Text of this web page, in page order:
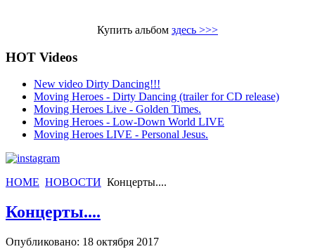
Купить альбом здесь >>>
HOT Videos
New video Dirty Dancing!!!
Moving Heroes - Dirty Dancing (trailer for CD release)
Moving Heroes Live - Golden Times.
Moving Heroes - Low-Down World LIVE
Moving Heroes LIVE - Personal Jesus.
HOME НОВОСТИ Концерты....
Концерты....
Опубликовано: 18 октября 2017